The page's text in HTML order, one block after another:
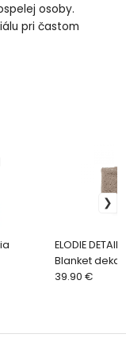
osoby.
pri častom
ELODIE
Blanket
Taupe
39.90 €